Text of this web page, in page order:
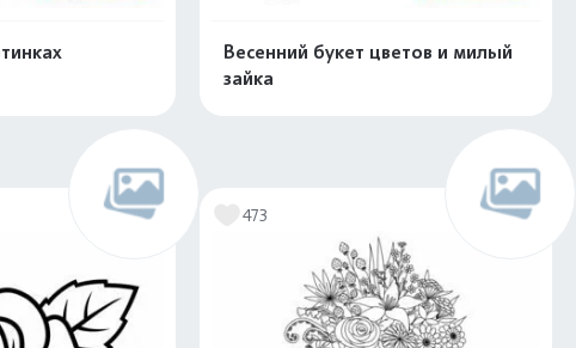
Весенний букет цветов и милый
зайка
473